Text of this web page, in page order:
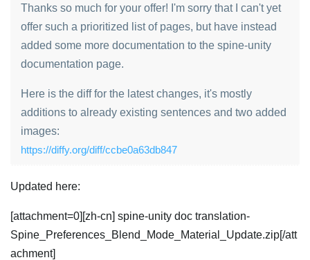
Thanks so much for your offer! I'm sorry that I can't yet
offer such a prioritized list of pages, but have instead
added some more documentation to the spine-unity
documentation page.
Here is the diff for the latest changes, it's mostly
additions to already existing sentences and two added
images:
https://diffy.org/diff/ccbe0a63db847
Updated here:
[attachment=0][zh-cn] spine-unity doc translation-
Spine_Preferences_Blend_Mode_Material_Update.zip[/att
achment]